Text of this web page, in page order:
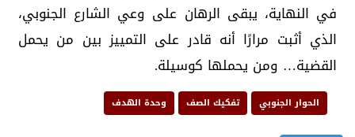
في النهاية، يبقى الرهان على وعي الشارع الجنوبي،
الذي أثبت مرارًا أنه قادر على التمييز بين من يحمل
القضية… ومن يحملها كوسيلة.
الحوار الجنوبي تفكيك الصف وحدة الهدف